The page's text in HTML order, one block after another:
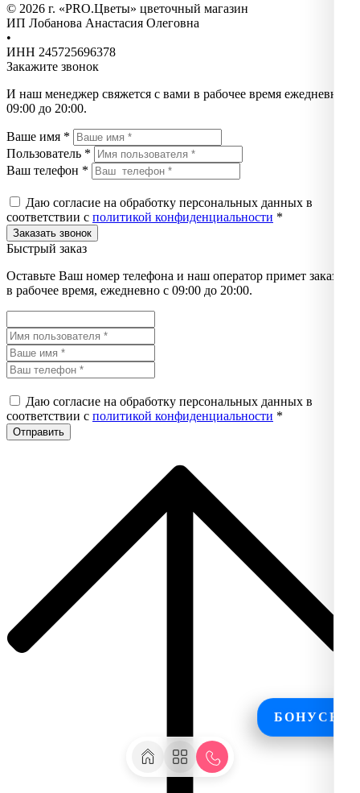
БОНУСЫ
© 2026 г. «PRO.Цветы» цветочный магазин
ИП Лобанова Анастасия Олеговна
•
ИНН 245725696378
Закажите звонок
И наш менеджер свяжется с вами в рабочее время ежедневно с
09:00 до 20:00.
Ваше имя *
Пользователь *
Ваш телефон *
Даю согласие на обработку персональных данных в
соответствии с политикой конфиденциальности *
Быстрый заказ
Оставьте Ваш номер телефона и наш оператор примет заказ
в рабочее время, ежедневно с 09:00 до 20:00.
Даю согласие на обработку персональных данных в
соответствии с политикой конфиденциальности *